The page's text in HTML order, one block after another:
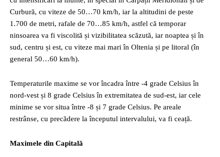
Curbură, cu viteze de 50…70 km/h, iar la altitudini de peste
1.700 de metri, rafale de 70…85 km/h, astfel că temporar
ninsoarea va fi viscolită și vizibilitatea scăzută, iar noaptea și în
sud, centru și est, cu viteze mai mari în Oltenia și pe litoral (în
general 50…60 km/h).
Temperaturile maxime se vor încadra între -4 grade Celsius în
nord-vest și 8 grade Celsius în extremitatea de sud-est, iar cele
minime se vor situa între -8 și 7 grade Celsius. Pe areale
restrânse, cu precădere la începutul intervalului, va fi ceață.
Maximele din Capitală